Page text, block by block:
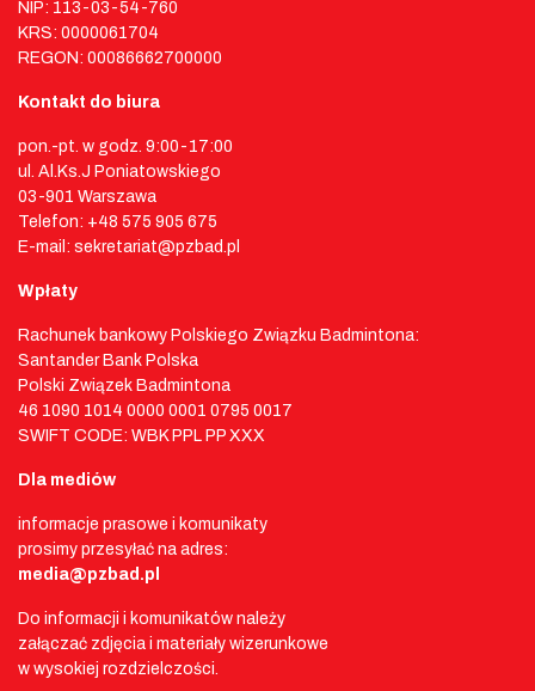
NIP: 113-03-54-760
KRS: 0000061704
REGON: 00086662700000
Kontakt do biura
pon.-pt. w godz. 9:00-17:00
ul. Al.Ks.J Poniatowskiego
03-901 Warszawa
Telefon: +48 575 905 675
E-mail: sekretariat@pzbad.pl
Wpłaty
Rachunek bankowy Polskiego Związku Badmintona:
Santander Bank Polska
Polski Związek Badmintona
46 1090 1014 0000 0001 0795 0017
SWIFT CODE: WBK PPL PP XXX
Dla mediów
informacje prasowe i komunikaty
prosimy przesyłać na adres:
media@pzbad.pl
Do informacji i komunikatów należy
załączać zdjęcia i materiały wizerunkowe
w wysokiej rozdzielczości.